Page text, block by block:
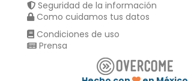
Seguridad de la información
Como cuidamos tus datos
Condiciones de uso
Prensa